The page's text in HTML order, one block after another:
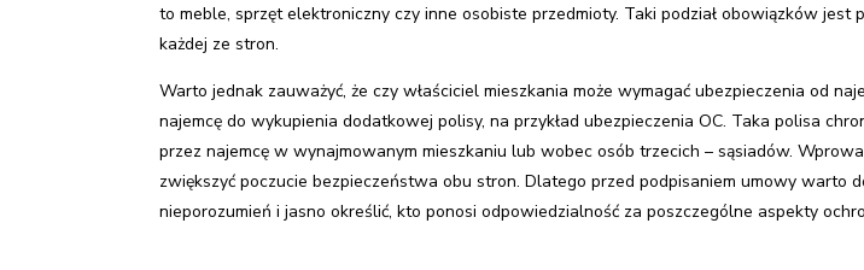
to meble, sprzęt elektroniczny czy inne osobiste przedmioty. Taki podział obowiązków
każdej ze stron.
Warto jednak zauważyć, że czy właściciel mieszkania może wymagać ubezpieczenia od
najemcę do wykupienia dodatkowej polisy, na przykład ubezpieczenia OC. Taka polisa
przez najemcę w wynajmowanym mieszkaniu lub wobec osób trzecich – sąsiadów.
zwiększyć poczucie bezpieczeństwa obu stron. Dlatego przed podpisaniem umowy warto
nieporozumień i jasno określić, kto ponosi odpowiedzialność za poszczególne aspekty